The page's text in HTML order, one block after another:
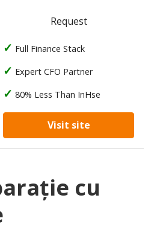
Request
Full Finance Stack
Expert CFO Partner
80% Less Than InHse
Visit site
cu